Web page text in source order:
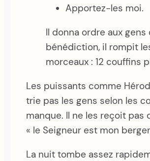
Apportez-les moi.
Il donna ordre aux
bénédiction, il rompit
morceaux : 12 couffins
Les puissants comme
trie pas les gens selon les
manque. Il ne les reçoit pas
« le Seigneur est mon
La nuit tombe assez